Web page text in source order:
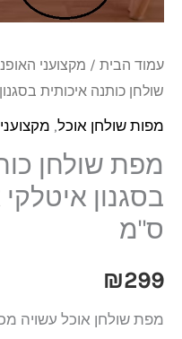
עמוד הבית / מקצועני
שולחן כותנה איכותית בסגנון
מפות שולחן אוכל,
מפת שולחן
ס"מ
₪299
מפת שולחן אוכל עשויה